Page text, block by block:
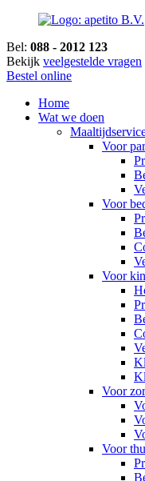
Bel: 088 - 2012 123
Bekijk veelgestelde vragen
Bestel online
Home
Wat we doen
Voor
Voor
Voor
Voor
Voor